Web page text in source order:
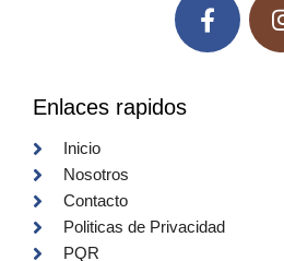
Enlaces rapidos
Inicio
Nosotros
Contacto
Politicas de Privacidad
PQR